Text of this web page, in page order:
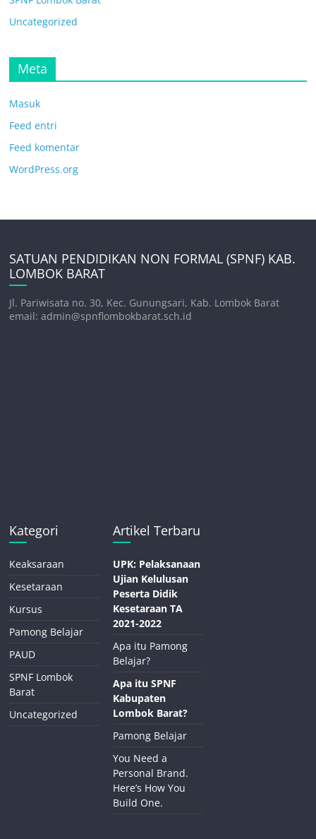
Uncategorized
Meta
Masuk
Feed entri
Feed komentar
WordPress.org
SATUAN PENDIDIKAN NON FORMAL (SPNF) KAB.
LOMBOK BARAT
Jl. Pariwisata no. 30, Kec. Gunungsari, Kab. Lombok Barat
email: admin@spnflombokbarat.sch.id
Kategori
Keaksaraan
Kesetaraan
Kursus
Pamong Belajar
PAUD
SPNF Lombok
Barat
Uncategorized
Artikel Terbaru
UPK: Pelaksanaan
Ujian Kelulusan
Peserta Didik
Kesetaraan TA
2021-2022
Apa itu Pamong
Belajar?
Apa itu SPNF
Kabupaten
Lombok Barat?
Pamong Belajar
You Need a
Personal Brand.
Here’s How You
Build One.